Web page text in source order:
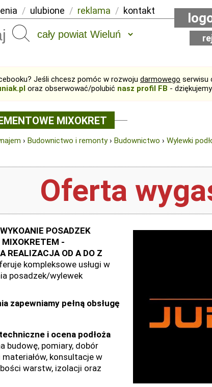
/ ulubione / reklama / kontakt
Szukaj
Jeśli chcesz pomóc w rozwoju darmowego serwisu
oraz obserwować/polubić nasz profil FB -
MIXOKRET
› Budownictwo i remonty› Budownictwo › Wylewki
Oferta
POSADZEK
-
REALIZACJA OD A DO Z
kompleksowe usługi w
posadzek/wylewek
zapewniamy pełną obsługę
i ocena podłoża
budowę, pomiary, dobór
konsultacje w
warstw, izolacji oraz